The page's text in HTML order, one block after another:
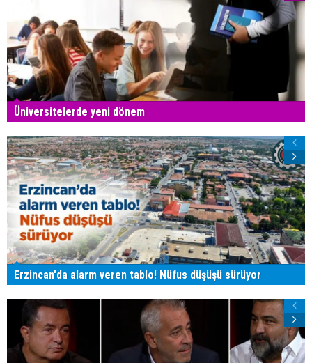
Üniversitelerde yeni dönem
Erzincan'da alarm veren tablo! Nüfus düşüşü sürüyor